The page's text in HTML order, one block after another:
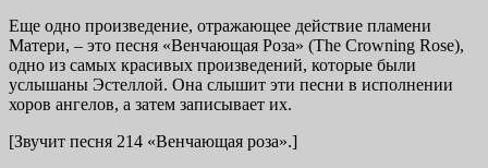
Еще одно произведение, отражающее действие пламени
Матери, – это песня «Венчающая Роза» (The Crowning Rose),
одно из самых красивых произведений, которые были
услышаны Эстеллой. Она слышит эти песни в исполнении
хоров ангелов, а затем записывает их.
[Звучит песня 214 «Венчающая роза».]